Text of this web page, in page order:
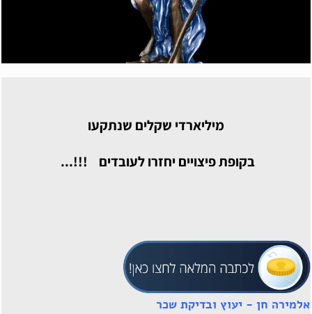
מיליארדי שקלים שנתקעו
בקופת פיצויים יחזרו לעובדים !!!...
אלמירה חן - יעוץ ובדיקת שכר